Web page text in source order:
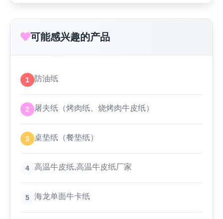
可能感兴趣的产品
1 防油纸
2 屠夫纸（烤肉纸、烧烤肉牛皮纸）
3 桌垫纸（餐垫纸）
4 高温牛皮纸,高温牛皮纸厂家
5 海龙单面牛卡纸